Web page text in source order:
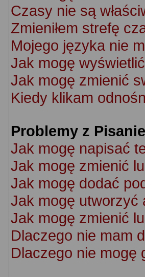
Czasy nie są
Zmieniłem strefę
Mojego języka nie
Jak mogę
Jak mogę zmienić
Kiedy klikam
Problemy z
Jak mogę napisać
Jak mogę zmienić
Jak mogę dodać
Jak mogę utworzyć
Jak mogę zmienić
Dlaczego nie mam
Dlaczego nie mogę